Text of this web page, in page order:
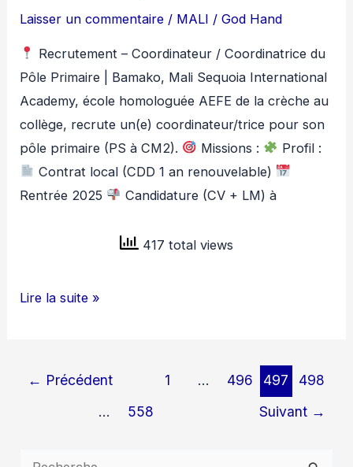
Laisser un commentaire / MALI /God Hand
Recrutement – Coordinateur / Coordinatrice du
Pôle Primaire | Bamako, Mali Sequoia International
Academy, école homologuée AEFE de la crèche au
collège, recrute un(e) coordinateur/trice pour son
pôle primaire (PS à CM2).
Missions :
Profil :
Contrat local (CDD 1 an renouvelable)
Rentrée 2025
Candidature (CV + LM) à
417 total views
SEQUOIA
Lire la suite »
← Précédent 1 … 496 497
498
…
558 Suivant →